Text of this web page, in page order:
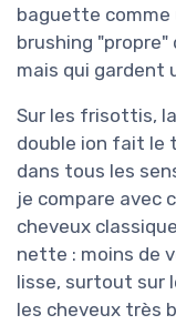
baguette comme
brushing "propre"
mais qui gardent
Sur les frisottis,
double ion fait le
dans tous les
je compare avec
cheveux
nette : moins de
lisse, surtout sur
les cheveux très